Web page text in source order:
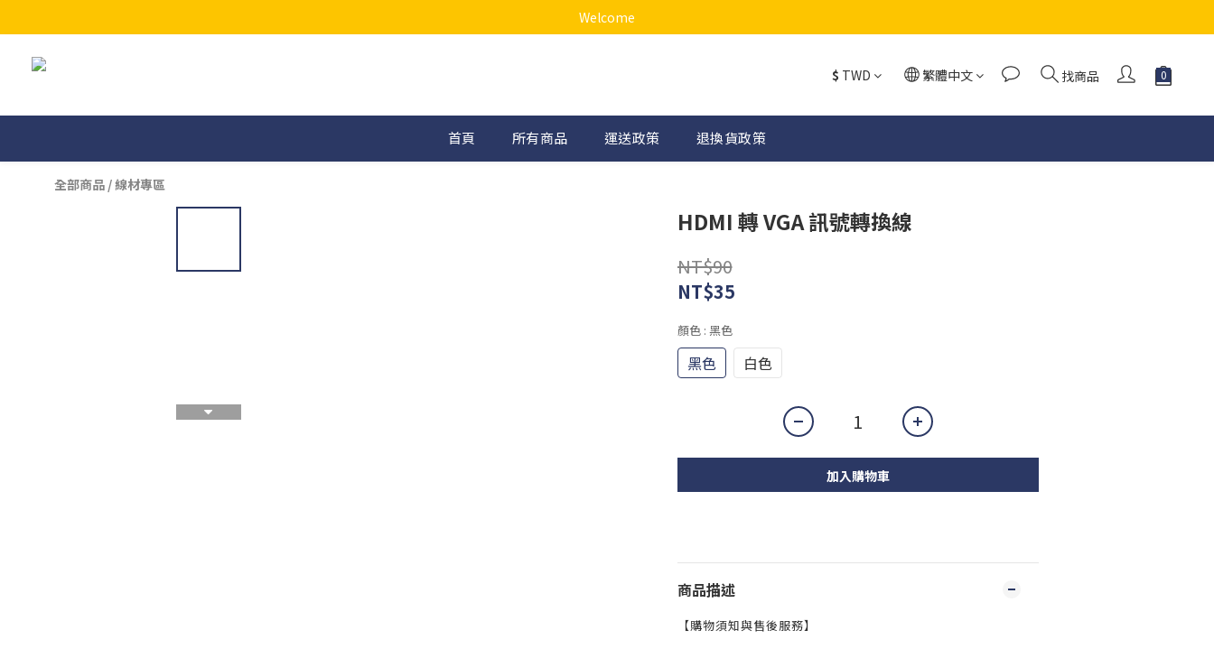
Welcome
$ TWD 繁體中文 找商品
首頁 所有商品 運送政策 退換貨政策
全部商品 /線材專區
HDMI 轉 VGA 訊號轉換線
NT$90
NT$35
顏色 : 黑色
黑色 白色
加入購物車
商品描述
【購物須知與售後服務】